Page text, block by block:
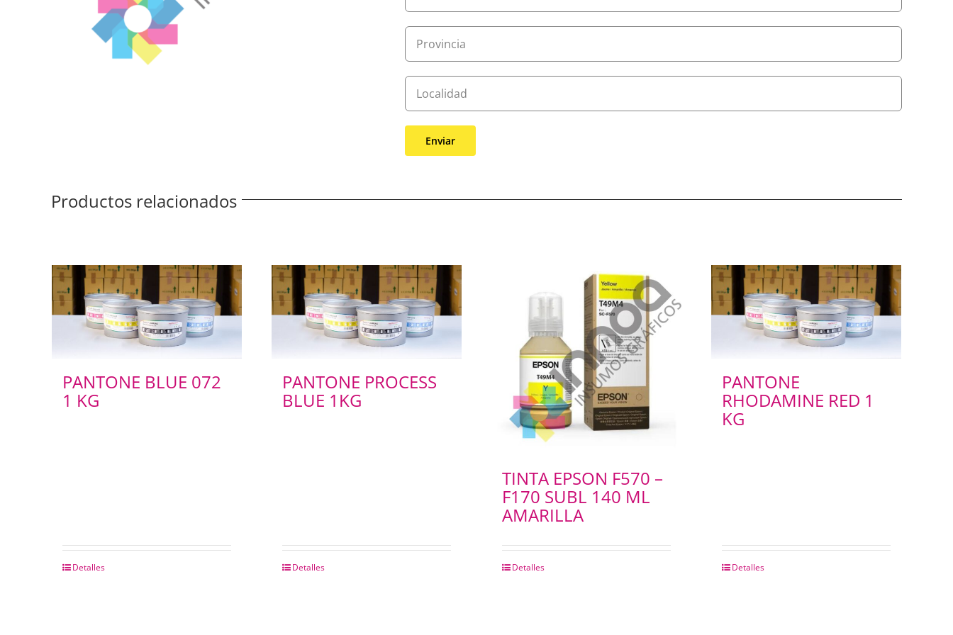
Productos relacionados
PANTONE BLUE 072
1 KG
Detalles
PANTONE PROCESS
BLUE 1KG
Detalles
TINTA EPSON F570 –
F170 SUBL 140 ML
AMARILLA
Detalles
PANTONE
RHODAMINE RED 1
KG
Detalles